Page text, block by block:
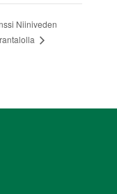
Niiniveden